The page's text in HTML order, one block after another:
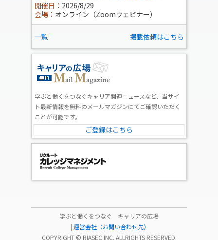
開催日： 2026/8/29
会場： オンライン（Zoomウェビナー）
一覧 掲載依頼はこちら
学ぶと働くをつなぐキャリア関連ニュースなど、当サイ
ト最新情報を無料のメールマガジンにてご確認いただく
ことが可能です。
ご登録はこちら
学ぶと働くをつなぐ キャリアの広場
| 運営会社（お問い合わせ先）
COPYRIGHT © RIASEC INC. ALLRIGHTS RESERVED.